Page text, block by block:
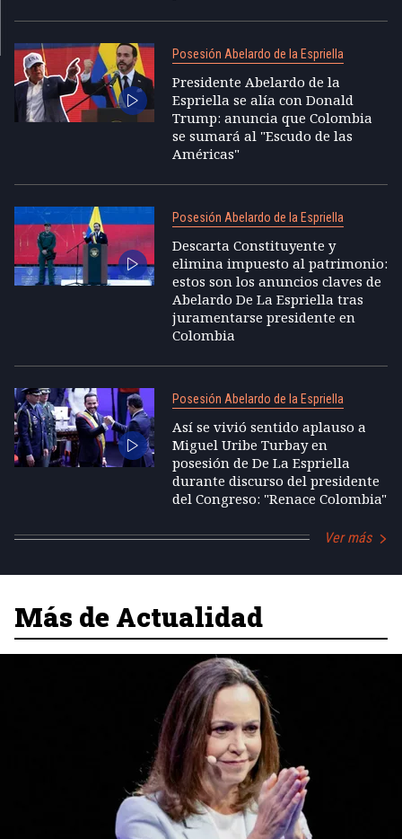
Posesión Abelardo de la Espriella
Presidente Abelardo de la
Espriella se alía con Donald
Trump: anuncia que Colombia
se sumará al "Escudo de las
Américas"
Posesión Abelardo de la Espriella
Descarta Constituyente y
elimina impuesto al patrimonio:
estos son los anuncios claves de
Abelardo De La Espriella tras
juramentarse presidente en
Colombia
Posesión Abelardo de la Espriella
Así se vivió sentido aplauso a
Miguel Uribe Turbay en
posesión de De La Espriella
durante discurso del presidente
del Congreso: "Renace Colombia"
Ver más
Más de Actualidad